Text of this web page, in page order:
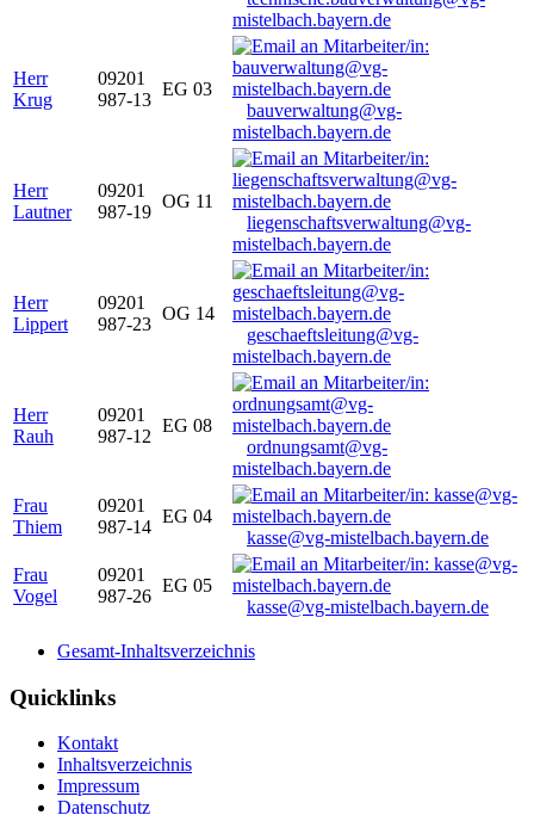
mistelbach.bayern.de
Herr
Krug
09201
987-13
EG 03
bauverwaltung@vg-
mistelbach.bayern.de
Herr
Lautner
09201
987-19
OG 11
liegenschaftsverwaltung@vg-
mistelbach.bayern.de
Herr
Lippert
09201
987-23
OG 14
geschaeftsleitung@vg-
mistelbach.bayern.de
Herr
Rauh
09201
987-12
EG 08
ordnungsamt@vg-
mistelbach.bayern.de
Frau
Thiem
09201
987-14
EG 04
kasse@vg-mistelbach.bayern.de
Frau
Vogel
09201
987-26
EG 05
kasse@vg-mistelbach.bayern.de
Gesamt-Inhaltsverzeichnis
Quicklinks
Kontakt
Inhaltsverzeichnis
Impressum
Datenschutz